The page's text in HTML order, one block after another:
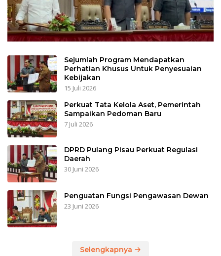
Sejumlah Program Mendapatkan
Perhatian Khusus Untuk Penyesuaian
Kebijakan
15 Juli 2026
Perkuat Tata Kelola Aset, Pemerintah
Sampaikan Pedoman Baru
7 Juli 2026
DPRD Pulang Pisau Perkuat Regulasi
Daerah
30 Juni 2026
Penguatan Fungsi Pengawasan Dewan
23 Juni 2026
Selengkapnya